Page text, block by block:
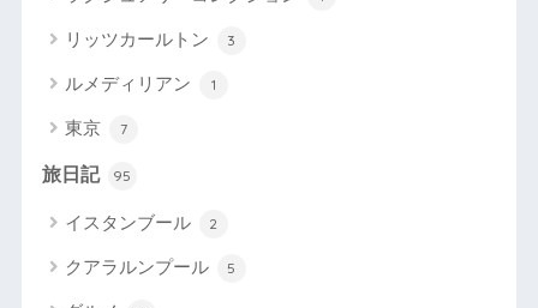
リッツカールトン 3
ルメディリアン 1
東京 7
旅日記 95
イスタンブール 2
クアラルンプール 5